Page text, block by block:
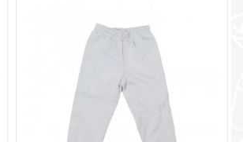
Radno vreme
Pon-Subota: 09:00-
15:00h
Pišite nam
aksaonlinebih@aksabih.ba